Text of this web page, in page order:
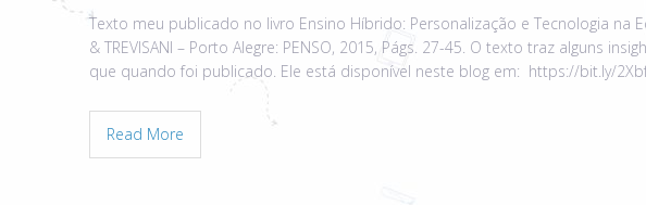
Texto meu publicado no livro Ensino Híbrido: Personalização e Tecnologia na
& TREVISANI – Porto Alegre: PENSO, 2015, Págs. 27-45. O texto traz alguns
que quando foi publicado. Ele está disponível neste blog em: https://bit.ly/
Read More